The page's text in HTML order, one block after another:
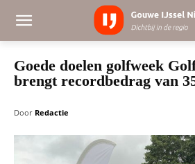
Goede doelen golfweek
brengt recordbedrag van
Door Redactie